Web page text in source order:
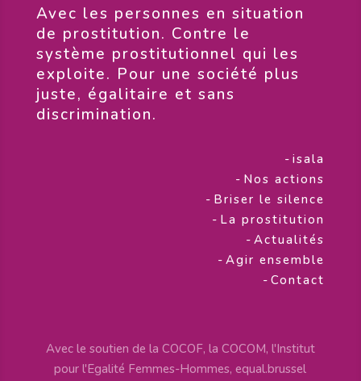
​Avec les personnes en situation
de prostitution. Contre le
système prostitutionnel qui les
exploite. Pour une société plus
juste, égalitaire et sans
discrimination.
-isala
- Nos actions
- Briser le silence
- La prostitution
-Actualités
-Agir ensemble
-Contact
Avec le soutien de la COCOF, la COCOM, l'Institut
pour l'Egalité Femmes-Hommes, equal.brussel